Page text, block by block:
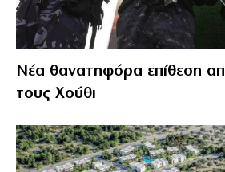
Νέα θανατηφόρα επίθεση
τους Χούθι